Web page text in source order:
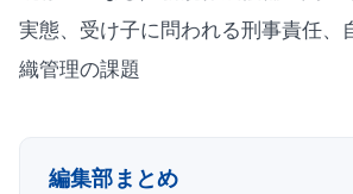
実態、受け子に問われる刑事責任、
織管理の課題
編集部まとめ